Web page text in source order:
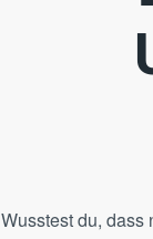
Wusstest du,